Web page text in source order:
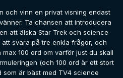
och vinn en privat visning endast
Ta chansen att introducera
att älska Star Trek och science
svara på tre enkla frågor, och
100 ord om varför just du skall
(och 100 ord är ett stort
som är bäst med TV4 science